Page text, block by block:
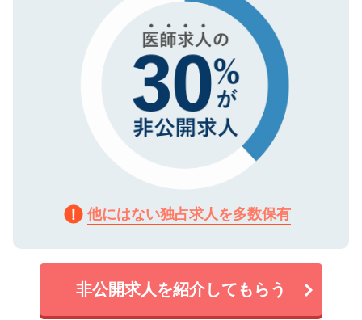
他にはない独占求人を多数保有
非公開求人を紹介してもらう